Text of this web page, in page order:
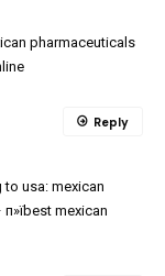
pharmaceuticals
to usa: mexican
п»їbest mexican
Reply